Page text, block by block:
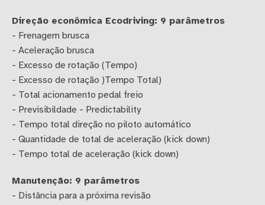
Direção econômica Ecodriving: 9 parâmetros
- Frenagem brusca
- Aceleração brusca
- Excesso de rotação (Tempo)
- Excesso de rotação )Tempo Total)
- Total acionamento pedal freio
- Previsibildade - Predictability
- Tempo total direção no piloto automático
- Quantidade de total de aceleração (kick down)
- Tempo total de aceleração (kick down)
Manutenção: 9 parâmetros
- Distância para a próxima revisão